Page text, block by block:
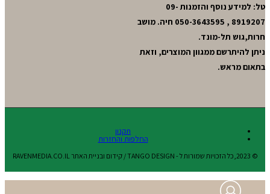
טל: למידע נוסף והזמנות 09-
8919207 , 050-3643595 חיה. מושב
חרות,גוש תל-מונד.
ניתן להיתרשם ממגוון המוצרים, וזאת
בתאום מראש.
תקנון
החלפות והחזרות
© 2023,כל הזכויות שמורות ל - TANGO DESIGN / קידום ובניית האתר RAVENMEDIA.CO.IL